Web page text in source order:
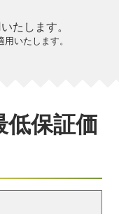
たします。
いたします。
低保証価